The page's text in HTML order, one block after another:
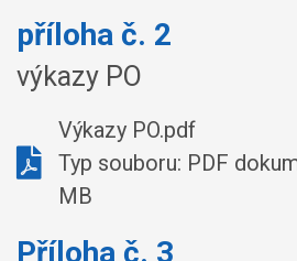
příloha č. 2
výkazy PO
Výkazy PO.pdf
Typ souboru: PDF
MB
Příloha č. 3